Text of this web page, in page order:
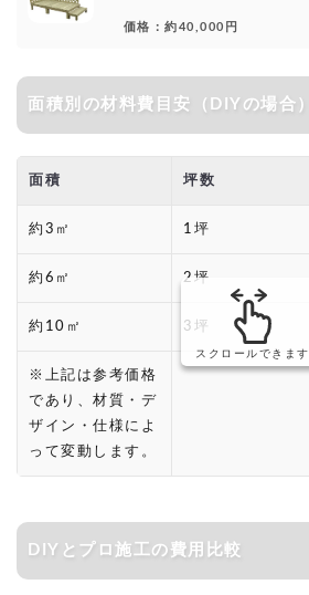
価格：約40,000円
面積別の材料費目安（DIYの場合）
面積 坪数
約3㎡ 1坪
約6㎡ 2坪
約10㎡ 3坪
※上記は参考価格
であり、材質・デ
ザイン・仕様によ
って変動します。
スクロールできます
DIYとプロ施工の費用比較